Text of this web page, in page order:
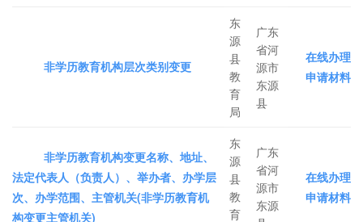
非学历教育机构层次类别变更
东
源
县
教
育
局
广东
省河
源市
东源
县
在线办理
申请材料
非学历教育机构变更名称、地址、
法定代表人（负责人）、举办者、办学层
次、办学范围、主管机关(非学历教育机
构变更主管机关)
东
源
县
教
育
广东
省河
源市
东源
在线办理
申请材料